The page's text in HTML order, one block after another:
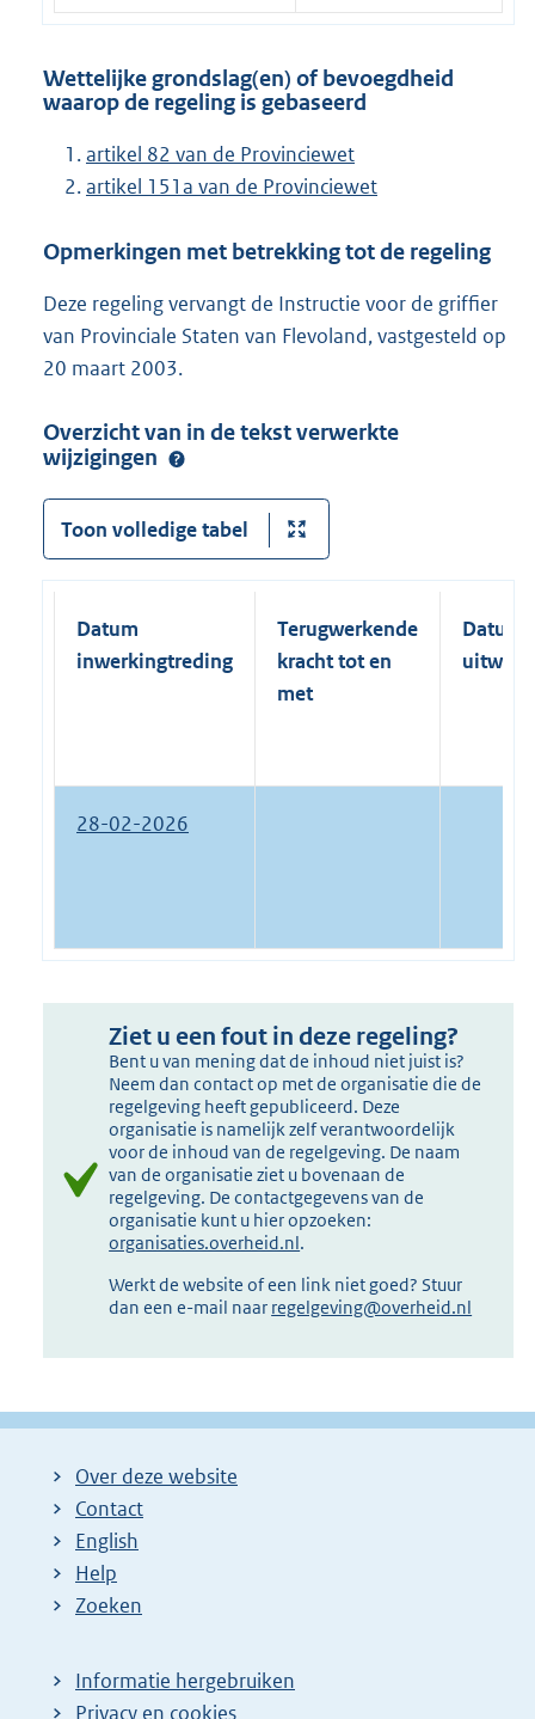
Wettelijke grondslag(en) of bevoegdheid
waarop de regeling is gebaseerd
artikel 82 van de Provinciewet
artikel 151a van de Provinciewet
Opmerkingen met betrekking tot de regeling
Deze regeling vervangt de Instructie voor de griffier
van Provinciale Staten van Flevoland, vastgesteld op
20 maart 2003.
Overzicht van in de tekst verwerkte
wijzigingen
Toon volledige tabel
Datum
inwerkingtreding
Terugwerkende
kracht tot en
met
Datum
28-02-2026
Ziet u een fout in deze regeling?
Bent u van mening dat de inhoud niet juist is?
Neem dan contact op met de organisatie die de
regelgeving heeft gepubliceerd. Deze
organisatie is namelijk zelf verantwoordelijk
voor de inhoud van de regelgeving. De naam
van de organisatie ziet u bovenaan de
regelgeving. De contactgegevens van de
organisatie kunt u hier opzoeken:
organisaties.overheid.nl.
Werkt de website of een link niet goed? Stuur
dan een e-mail naar regelgeving@overheid.nl
Over deze website
Contact
English
Help
Zoeken
Informatie hergebruiken
Privacy en cookies